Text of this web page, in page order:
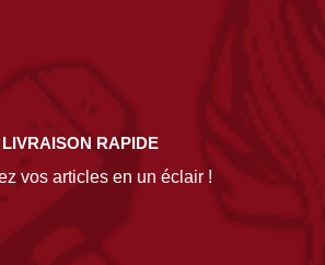
LIVRAISON RAPIDE
vos articles en un éclair !